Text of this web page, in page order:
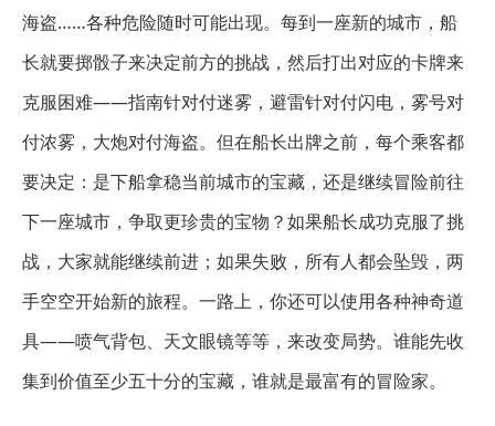
海盗……各种危险随时可能出现。每到一座新的城市，船
长就要掷骰子来决定前方的挑战，然后打出对应的卡牌来
克服困难——指南针对付迷雾，避雷针对付闪电，雾号对
付浓雾，大炮对付海盗。但在船长出牌之前，每个乘客都
要决定：是下船拿稳当前城市的宝藏，还是继续冒险前往
下一座城市，争取更珍贵的宝物？如果船长成功克服了挑
战，大家就能继续前进；如果失败，所有人都会坠毁，两
手空空开始新的旅程。一路上，你还可以使用各种神奇道
具——喷气背包、天文眼镜等等，来改变局势。谁能先收
集到价值至少五十分的宝藏，谁就是最富有的冒险家。